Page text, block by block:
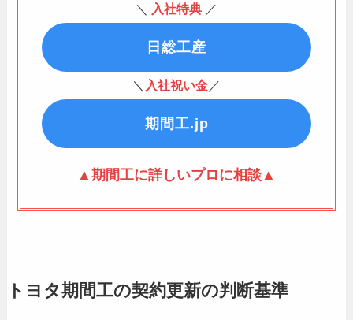
＼ 入社特典 ／
日総工産
＼ 入社祝い金 ／
期間工.jp
▲期間工に詳しいプロに相談▲
トヨタ期間工の契約更新の判断基準